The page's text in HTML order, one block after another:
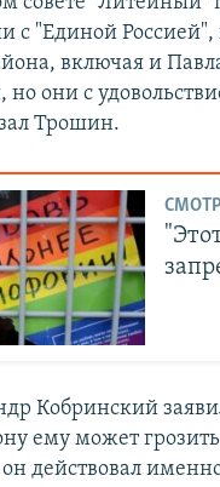
с "Единой
включая и
они с
Трошин.
Кобринский
ему может
действовал